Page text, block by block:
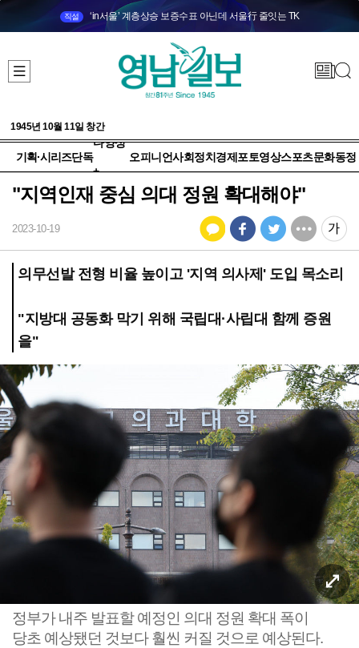
직설 ‘in서울’ 계층상승 보증수표 아닌데 서울行 줄잇는 TK
1945년 10월 11일 창간
기획·시리즈단독
다양성
+
오피니언사회정치 경제 포토영상스포츠문화동정
"지역인재 중심 의대 정원 확대해야"
2023-10-19
의무선발 전형 비율 높이고 '지역 의사제' 도입 목소리
"지방대 공동화 막기 위해 국립대·사립대 함께 증원
을"
정부가 내주 발표할 예정인 의대 정원 확대 폭이
당초 예상됐던 것보다 훨씬 커질 것으로 예상된다.